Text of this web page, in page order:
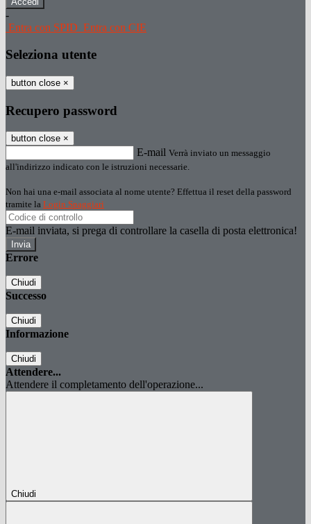
-
Entra con SPID Entra con CIE
Seleziona utente
button close ×
Recupero password
button close ×
E-mail Verrà inviato un messaggio
all'indirizzo indicato con le istruzioni necessarie.
Non hai una e-mail associata al nome utente? Effettua il reset della password
tramite la Login Spaggiari
E-mail inviata, si prega di controllare la casella di posta elettronica!
Errore
Chiudi
Successo
Chiudi
Informazione
Chiudi
Attendere...
Attendere il completamento dell'operazione...
Chiudi